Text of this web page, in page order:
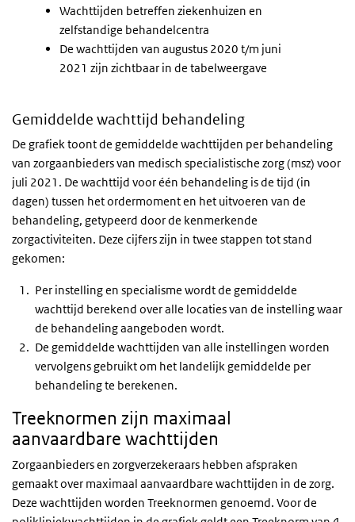
Wachttijden betreffen ziekenhuizen en
zelfstandige behandelcentra
De wachttijden van augustus 2020 t/m juni
2021 zijn zichtbaar in de tabelweergave
Gemiddelde wachttijd behandeling
De grafiek toont de gemiddelde wachttijden per behandeling
van zorgaanbieders van medisch specialistische zorg (msz) voor
juli 2021. De wachttijd voor één behandeling is de tijd (in
dagen) tussen het ordermoment en het uitvoeren van de
behandeling, getypeerd door de kenmerkende
zorgactiviteiten. Deze cijfers zijn in twee stappen tot stand
gekomen:
Per instelling en specialisme wordt de gemiddelde
wachttijd berekend over alle locaties van de instelling waar
de behandeling aangeboden wordt.
De gemiddelde wachttijden van alle instellingen worden
vervolgens gebruikt om het landelijk gemiddelde per
behandeling te berekenen.
Treeknormen zijn maximaal
aanvaardbare wachttijden
Zorgaanbieders en zorgverzekeraars hebben afspraken
gemaakt over maximaal aanvaardbare wachttijden in de zorg.
Deze wachttijden worden Treeknormen genoemd. Voor de